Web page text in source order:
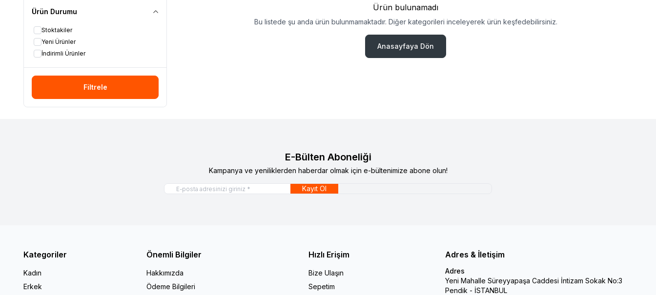
Ürün Durumu
Stoktakiler
Yeni Ürünler
İndirimli Ürünler
Filtrele
Ürün bulunamadı
Bu listede şu anda ürün bulunmamaktadır. Diğer kategorileri inceleyerek ürün keşfedebilirsiniz.
Anasayfaya Dön
E-Bülten Aboneliği
Kampanya ve yeniliklerden haberdar olmak için e-bültenimize abone olun!
Kayıt Ol
Kategoriler
Kadın
Erkek
Önemli Bilgiler
Hakkımızda
Ödeme Bilgileri
Hızlı Erişim
Bize Ulaşın
Sepetim
Adres & İletişim
Adres
Yeni Mahalle Süreyyapaşa Caddesi İntizam Sokak No:3
Pendik - İSTANBUL